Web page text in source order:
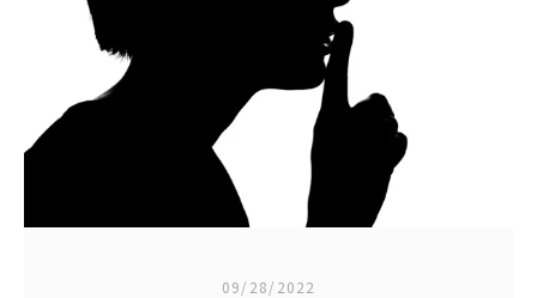
09/28/2022